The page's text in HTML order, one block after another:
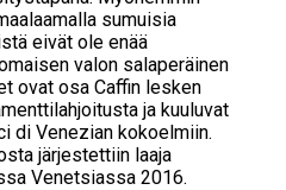
sumuisia
eivät ole enää
valon salaperäinen
ovat osa Caffin lesken
ja kuuluvat
di Venezian kokoelmiin.
järjestettiin laaja
Venetsiassa 2016.